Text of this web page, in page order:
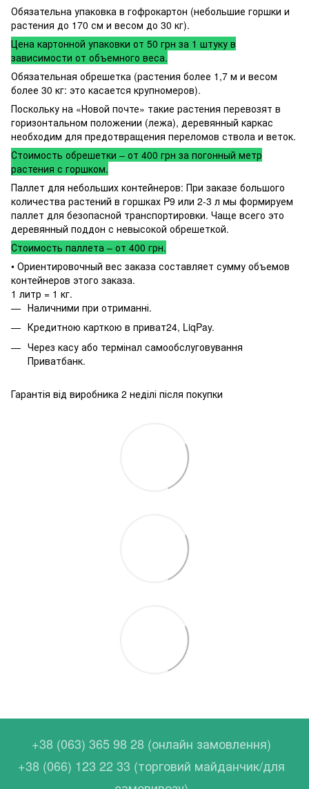
Обязательна упаковка в гофрокартон (небольшие горшки и
растения до 170 см и весом до 30 кг).
Цена картонной упаковки от 50 грн за 1 штуку в
зависимости от объемного веса.
Обязательная обрешетка (растения более 1,7 м и весом
более 30 кг: это касается крупномеров).
Поскольку на «Новой почте» такие растения перевозят в
горизонтальном положении (лежа), деревянный каркас
необходим для предотвращения переломов ствола и веток.
Стоимость обрешетки – от 400 грн за погонный метр
растения с горшком.
Паллет для небольших контейнеров: При заказе большого
количества растений в горшках P9 или 2-3 л мы формируем
паллет для безопасной транспортировки. Чаще всего это
деревянный поддон с невысокой обрешеткой.
Стоимость паллета – от 400 грн.
• Ориентировочный вес заказа составляет сумму объемов
контейнеров этого заказа.
1 литр = 1 кг.
Наличними при отриманні.
Кредитною карткою в приват24, LiqPay.
Через касу або термінал самообслуговування
Приватбанк.
Гарантія від виробника 2 неділі після покупки
+38 (063) 365 98 28 (онлайн замовлення)
+38 (066) 123 22 33 (торговий майданчик/для